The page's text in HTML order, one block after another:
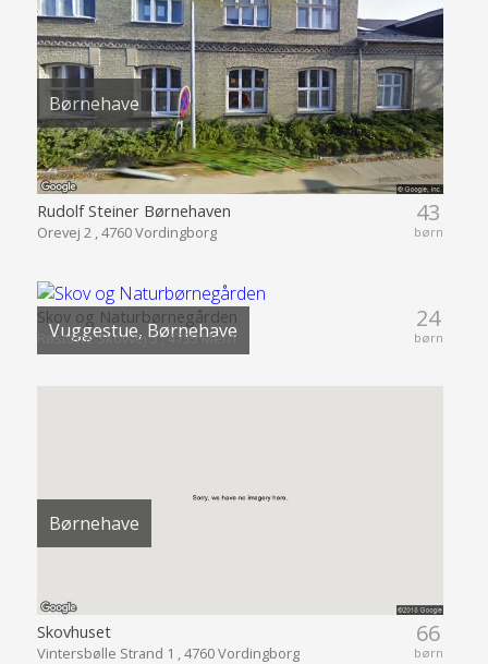
Børnehave
43
børn
Rudolf Steiner Børnehaven
Orevej 2 , 4760 Vordingborg
Vuggestue, Børnehave 24
børn
Skov og Naturbørnegården
Røstofte Skovvej 5 , 4735 Mern
Børnehave
66
børn
Skovhuset
Vintersbølle Strand 1 , 4760 Vordingborg